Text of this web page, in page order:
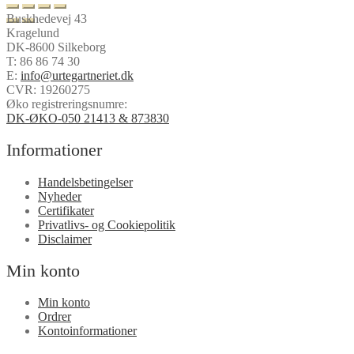
Buskhedevej 43
Kragelund
DK-8600 Silkeborg
T: 86 86 74 30
E: info@urtegartneriet.dk
CVR: 19260275
Øko registreringsnumre:
DK-ØKO-050 21413 & 873830
Informationer
Handelsbetingelser
Nyheder
Certifikater
Privatlivs- og Cookiepolitik
Disclaimer
Min konto
Min konto
Ordrer
Kontoinformationer